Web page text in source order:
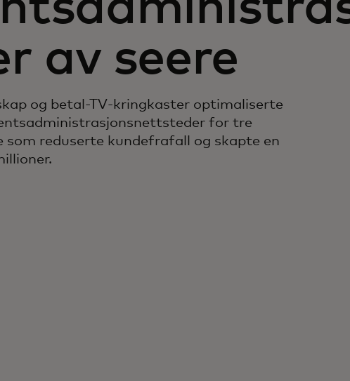
av seere
og betal-TV-kringkaster optimaliserte
for tre
som reduserte kundefrafall og skapte en